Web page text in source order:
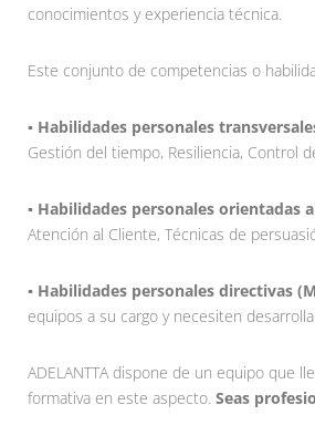
conocimientos y experiencia técnica.
Este conjunto de competencias o
▪️ Habilidades personales
Gestión del tiempo, Resiliencia, Control
▪️ Habilidades personales orientadas
Atención al Cliente, Técnicas de
▪️ Habilidades personales directivas
equipos a su cargo y necesiten
ADELANTTA dispone de un equipo que
formativa en este aspecto. Seas